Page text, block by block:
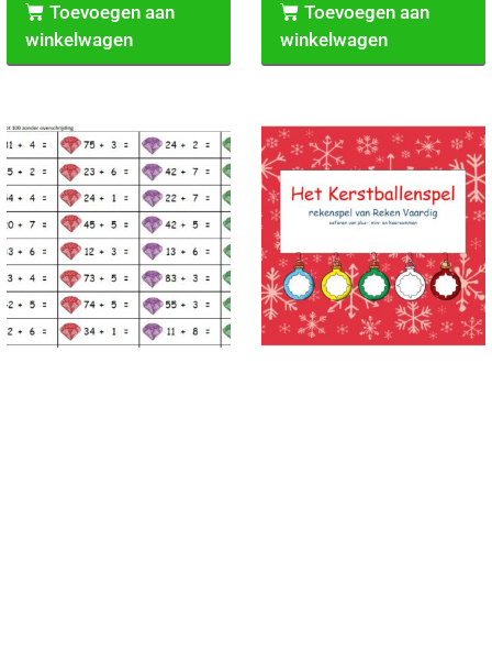
Toevoegen aan
winkelwagen
Toevoegen aan
winkelwagen